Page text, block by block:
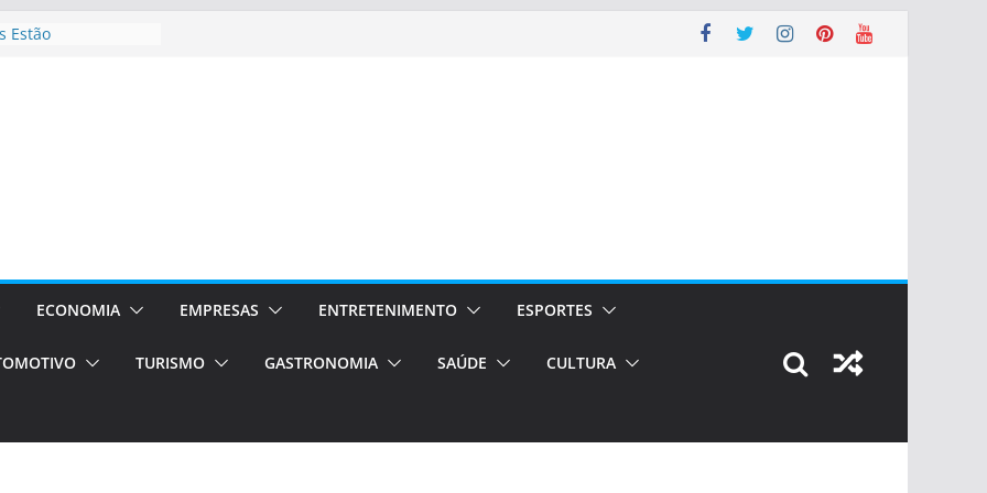
Estão
em Porto
de transfer,
de alto padrão
bolsas –
o segundo
únicas e
de volta!
ECONOMIA EMPRESAS ENTRETENIMENTO ESPORTES
TURISMO GASTRONOMIA SAÚDE CULTURA